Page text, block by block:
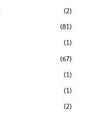
(2)
(81)
(1)
(67)
(1)
(1)
(2)